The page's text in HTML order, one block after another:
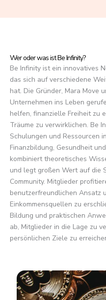
5
Wer oder was ist Be Infinity?
Be Infinity ist ein innovatives
das sich auf verschiedene
hat. Die Gründer, Mara Move
Unternehmen ins Leben
helfen, finanzielle Freiheit zu
Träume zu verwirklichen. Be
Schulungen und Ressourcen
Finanzbildung, Gesundheit
kombiniert theoretisches
und legt großen Wert auf die
Community. Mitglieder
benutzerfreundlichen Ansatz
Einkommensquellen zu
Bildung und praktischen
ab, Mitglieder in die Lage zu
persönlichen Ziele zu